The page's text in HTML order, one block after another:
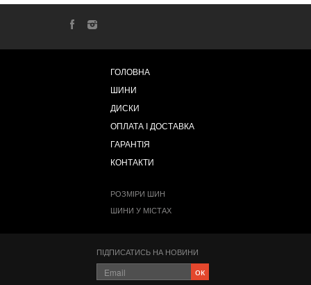
ГОЛОВНА
ШИНИ
ДИСКИ
ОПЛАТА І ДОСТАВКА
ГАРАНТІЯ
КОНТАКТИ
РОЗМІРИ ШИН
ШИНИ У МІСТАХ
ПІДПИСАТИСЬ НА НОВИНИ
ок